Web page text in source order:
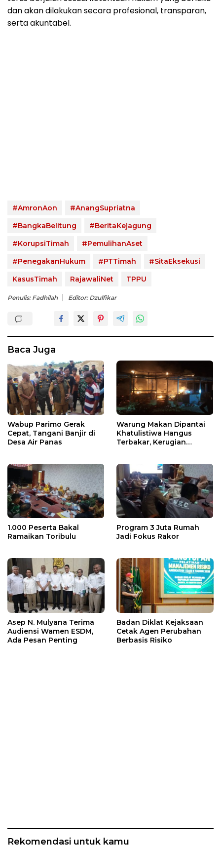
dan akan dilakukan secara profesional, transparan,
serta akuntabel.
#AmronAon
#AnangSupriatna
#BangkaBelitung
#BeritaKejagung
#KorupsiTimah
#PemulihanAset
#PenegakanHukum
#PTTimah
#SitaEksekusi
KasusTimah
RajawaliNet TPPU
Penulis: Fadhilah Editor: Dzulfikar
Baca Juga
Wabup Parimo Gerak
Cepat, Tangani Banjir di
Desa Air Panas
Warung Makan Dipantai
Khatulistiwa Hangus
Terbakar, Kerugian
1.000 Peserta Bakal
Ramaikan Toribulu
Program 3 Juta Rumah
Jadi Fokus Rakor
Asep N. Mulyana Terima
Audiensi Wamen ESDM,
Ada Pesan Penting
Badan Diklat Kejaksaan
Cetak Agen Perubahan
Berbasis Risiko
Rekomendasi untuk kamu